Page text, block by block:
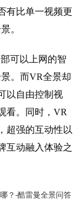
有比单一视频更
。
可以上网的智
。而VR全景却
以自由控制视
看。同时，VR
超强的互动性以
互动融入体验之